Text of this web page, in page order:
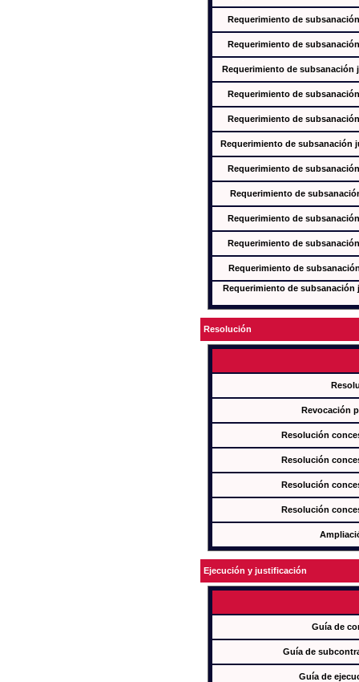
Requerimiento de
Requerimiento de
Requerimiento de subsanación
Requerimiento de
Requerimiento de
Requerimiento de subsanación
Requerimiento de
Requerimiento de
Requerimiento de
Requerimiento de
Requerimiento de
Requerimiento de
Resolución
Revocación
Resolución
Resolución
Resolución
Resolución
Ejecución y justificación
Guía de
Guía de
Guía de